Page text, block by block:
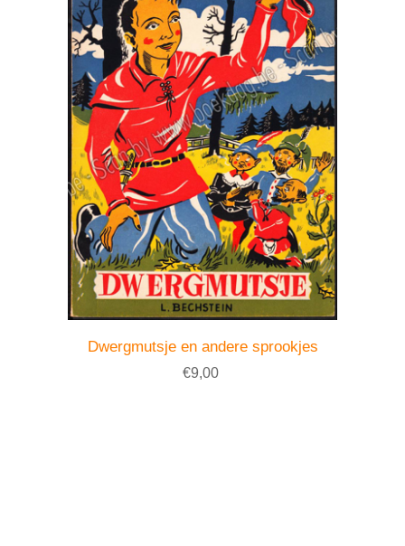
Dwergmutsje en andere sprookjes
€9,00